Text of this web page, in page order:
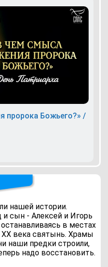
пророка Божьего?» /
нашей истории.
сын - Алексей и Игорь
в местах
века святынь. Храмы
наши предки строили,
надо восстановить.